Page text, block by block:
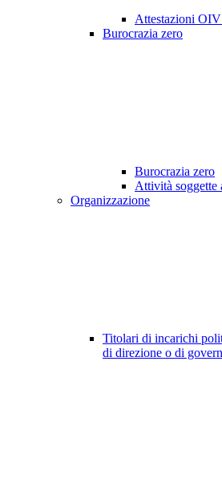
Attestazioni OIV
Burocrazia zero
Burocrazia zero
Attività soggette
Organizzazione
Titolari di incarichi
di direzione o di